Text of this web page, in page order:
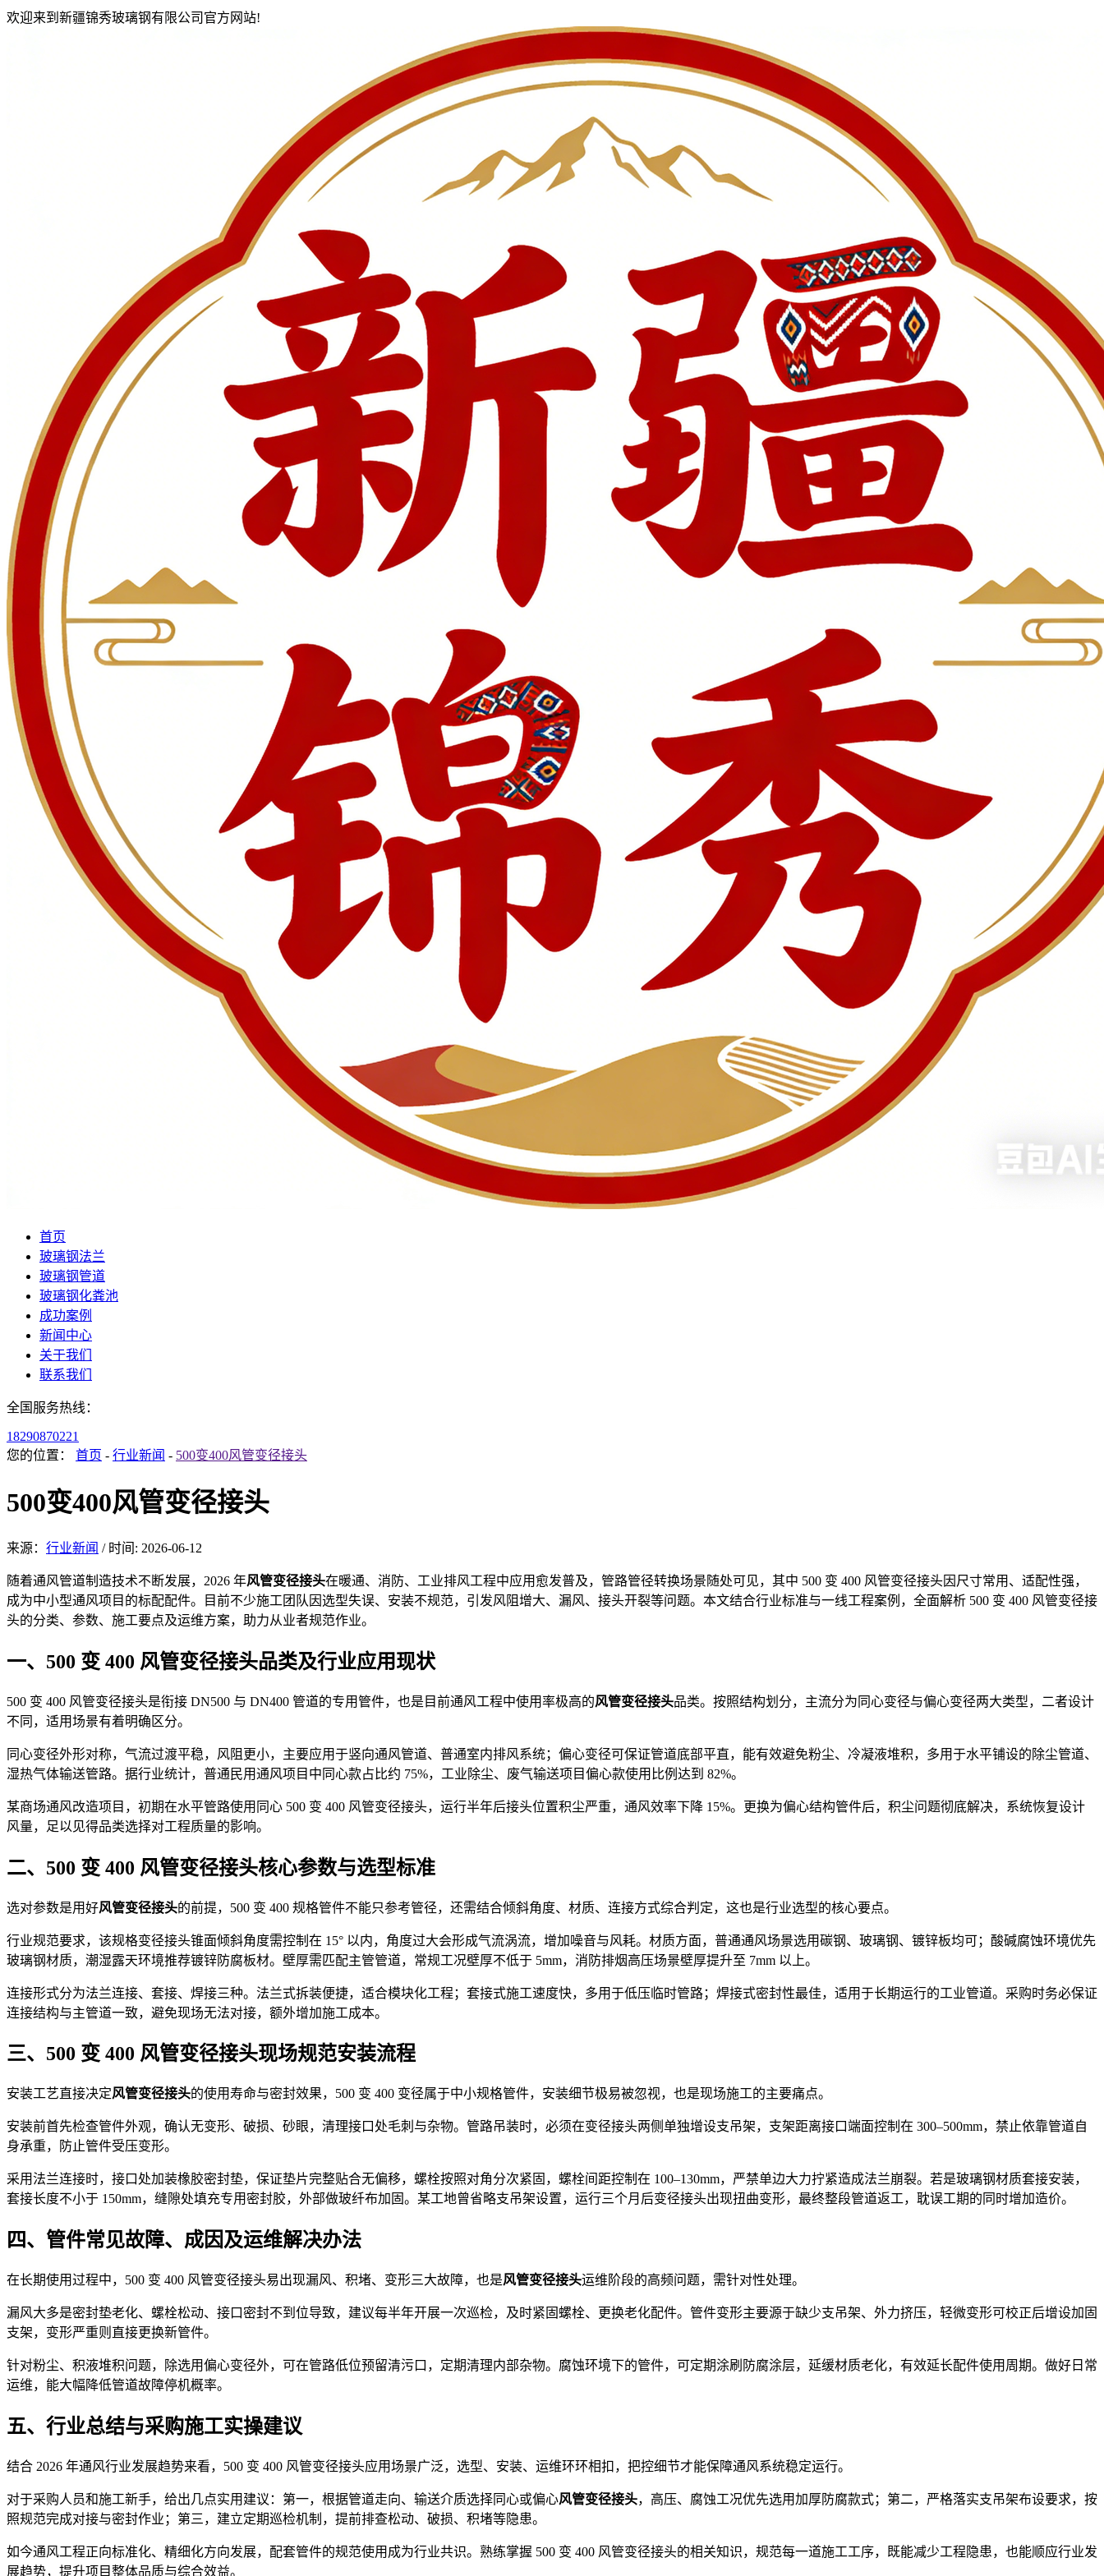
欢迎来到新疆锦秀玻璃钢有限公司官方网站!
首页
玻璃钢法兰
玻璃钢管道
玻璃钢化粪池
成功案例
新闻中心
关于我们
联系我们
全国服务热线：
18290870221
您的位置： 首页 - 行业新闻 - 500变400风管变径接头
500变400风管变径接头
来源： 行业新闻 / 时间: 2026-06-12
随着通风管道制 造技术不断发展，2026 年风管变径接头在暖通、消防、工业排风工程中应用愈发普及，管路管径转换场景随处可见，其中 500 变 400 风管变径接头因尺寸常用、适配性强，
成为中小型通风项目的标配配件。目前不少施工团队因选型失误、安装不规范，引发风阻增大、漏风、接头开裂等问题。本文结合行业标准与一线工程案例，全面解析 500 变 400 风管变径接
头的分类、参数、施工要点及运维方案，助力从业者规范作业。
一、500 变 400 风管变径接头品类及行业应用现状
500 变 400 风管变径接头是衔接 DN500 与 DN400 管道的专用管件，也是目前通风工程中使用率极高的风管变径接头品类。按照结构划分，主流分为同心变径与偏心变径两大类型，二者设计
不同，适用场景有着明确区分。
同心变径外形对称，气流过渡平稳，风阻更小，主要应用于竖向通风管道、普通室内排风系统；偏心变径可保证管道底部平直，能有效避免粉尘、冷凝液堆积，多用于水平铺设的除尘管道、
湿热气体输送管路。据行业统计，普通民用通风项目中同心款占比约 75%，工业除尘、废气输送项目偏心款使用比例达到 82%。
某商场通风改造项目，初期在水平管路使用同心 500 变 400 风管变径接头，运行半年后接头位置积尘严重，通风效率下降 15%。更换为偏心结构管件后，积尘问题彻底解决，系统恢复设计
风量，足以见得品类选择对工程质量的影响。
二、500 变 400 风管变径接头核心参数与选型标准
选对参数是用好风管变径接头的前提，500 变 400 规格管件不能只参考管径，还需结合倾斜角度、材质、连接方式综合判定，这也是行业选型的核心要点。
行业规范要求，该规格变径接头锥面倾斜角度需控制在 15° 以内，角度过大会形成气流涡流，增加噪音与风耗。材质方面，普通通风场景选用碳钢、玻璃钢、镀锌板均可；酸碱腐蚀环境优先
玻璃钢材质，潮湿露天环境推荐镀锌防腐板材。壁厚需匹配主管管道，常规工况壁厚不低于 5mm，消防排烟高压场景壁厚提升至 7mm 以上。
连接形式分为法兰连接、套接、焊接三种。法兰式拆装便捷，适合模块化工程；套接式施工速度快，多用于低压临时管路；焊接式密封性最佳，适用于长期运行的工业管道。采购时务必保证
连接结构与主管道一致，避免现场无法对接，额外增加施工成本。
三、500 变 400 风管变径接头现场规范安装流程
安装工艺直接决定风管变径接头的使用寿命与密封效果，500 变 400 变径属于中小规格管件，安装细节极易被忽视，也是现场施工的主要痛点。
安装前首先检查管件外观，确认无变形、破损、砂眼，清理接口处毛刺与杂物。管路吊装时，必须在变径接头两侧单独增设支吊架，支架距离接口端面控制在 300–500mm，禁止依靠管道自
身承重，防止管件受压变形。
采用法兰连接时，接口处加装橡胶密封垫，保证垫片完整贴合无偏移，螺栓按照对角分次紧固，螺栓间距控制在 100–130mm，严禁单边大力拧紧造成法兰崩裂。若是玻璃钢材质套接安装，
套接长度不小于 150mm，缝隙处填充专用密封胶，外部做玻纤布加固。某工地曾省略支吊架设置，运行三个月后变径接头出现扭曲变形，最终整段管道返工，耽误工期的同时增加造价。
四、管件常见故障、成因及运维解决办法
在长期使用过程中，500 变 400 风管变径接头易出现漏风、积堵、变形三大故障，也是风管变径接头运维阶段的高频问题，需针对性处理。
漏风大多是密封垫老化、螺栓松动、接口密封不到位导致，建议每半年开展一次巡检，及时紧固螺栓、更换老化配件。管件变形主要源于缺少支吊架、外力挤压，轻微变形可校正后增设加固
支架，变形严重则直接更换新管件。
针对粉尘、积液堆积问题，除选用偏心变径外，可在管路低位预留清污口，定期清理内部杂物。腐蚀环境下的管件，可定期涂刷防腐涂层，延缓材质老化，有效延长配件使用周期。做好日常
运维，能大幅降低管道故障停机概率。
五、行业总结与采购施工实操建议
结合 2026 年通风行业发展趋势来看，500 变 400 风管变径接头应用场景广泛，选型、安装、运维环环相扣，把控细节才能保障通风系统稳定运行。
对于采购人员和施工新手，给出几点实用建议：第一，根据管道走向、输送介质选择同心或偏心风管变径接头，高压、腐蚀工况优先选用加厚防腐款式；第二，严格落实支吊架布设要求，按
照规范完成对接与密封作业；第三，建立定期巡检机制，提前排查松动、破损、积堵等隐患。
如今通风工程正向标准化、精细化方向发展，配套管件的规范使用成为行业共识。熟练掌握 500 变 400 风管变径接头的相关知识，规范每一道施工工序，既能减少工程隐患，也能顺应行业发
展趋势，提升项目整体品质与综合效益。